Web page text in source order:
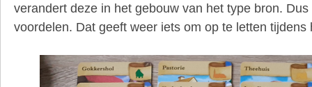
verandert deze in het gebouw van het type bron.
voordelen. Dat geeft weer iets om op te letten tijdens